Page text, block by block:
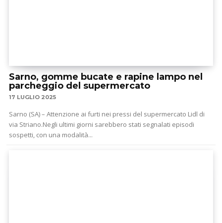
Sarno, gomme bucate e rapine lampo nel
parcheggio del supermercato
17 LUGLIO 2025
Sarno (SA) – Attenzione ai furti nei pressi del supermercato Lidl di
via Striano.Negli ultimi giorni sarebbero stati segnalati episodi
sospetti, con una modalità...